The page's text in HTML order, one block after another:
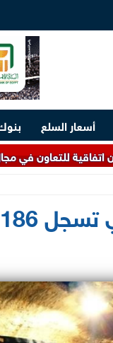
أسعار السلع
في مجال حماية